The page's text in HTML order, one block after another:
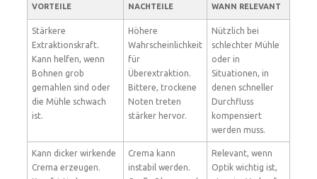
VORTEILE NACHTEILE WANN RELEVANT
Stärkere
Extraktionskraft.
Kann helfen, wenn
Bohnen grob
gemahlen sind oder
die Mühle schwach
ist.
Höhere
Wahrscheinlichkeit
für
Überextraktion.
Bittere, trockene
Noten treten
stärker hervor.
Nützlich bei
schlechter Mühle
oder in
Situationen, in
denen schneller
Durchfluss
kompensiert
werden muss.
Kann dicker wirkende
Crema erzeugen.
Crema kann
instabil werden.
Relevant, wenn
Optik wichtig ist,